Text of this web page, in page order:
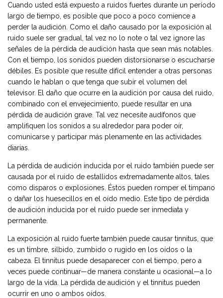
Cuando usted está expuesto a ruidos fuertes durante un período
largo de tiempo, es posible que poco a poco comience a
perder la audición. Como el daño causado por la exposición al
ruido suele ser gradual, tal vez no lo note o tal vez ignore las
señales de la pérdida de audición hasta que sean más notables.
Con el tiempo, los sonidos pueden distorsionarse o escucharse
débiles. Es posible que resulte difícil entender a otras personas
cuando le hablan o que tenga que subir el volumen del
televisor. El daño que ocurre en la audición por causa del ruido,
combinado con el envejecimiento, puede resultar en una
pérdida de audición grave. Tal vez necesite audífonos que
amplifiquen los sonidos a su alrededor para poder oír,
comunicarse y participar más plenamente en las actividades
diarias.
La pérdida de audición inducida por el ruido también puede ser
causada por el ruido de estallidos extremadamente altos, tales
como disparos o explosiones. Éstos pueden romper el tímpano
o dañar los huesecillos en el oído medio. Este tipo de pérdida
de audición inducida por el ruido puede ser inmediata y
permanente.
La exposición al ruido fuerte también puede causar tinnitus, que
es un timbre, silbido, zumbido o rugido en los oídos o la
cabeza. El tinnitus puede desaparecer con el tiempo, pero a
veces puede continuar—de manera constante u ocasional—a lo
largo de la vida. La pérdida de audición y el tinnitus pueden
ocurrir en uno o ambos oídos.